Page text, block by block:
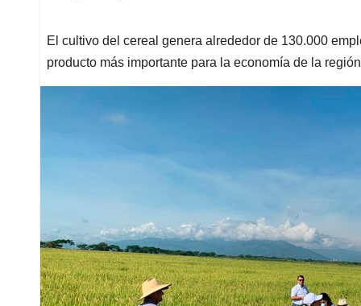
El cultivo del cereal genera alrededor de 130.000
producto más importante para la economía de la región